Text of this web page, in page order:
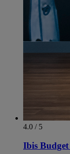
4.0 / 5
Ibis